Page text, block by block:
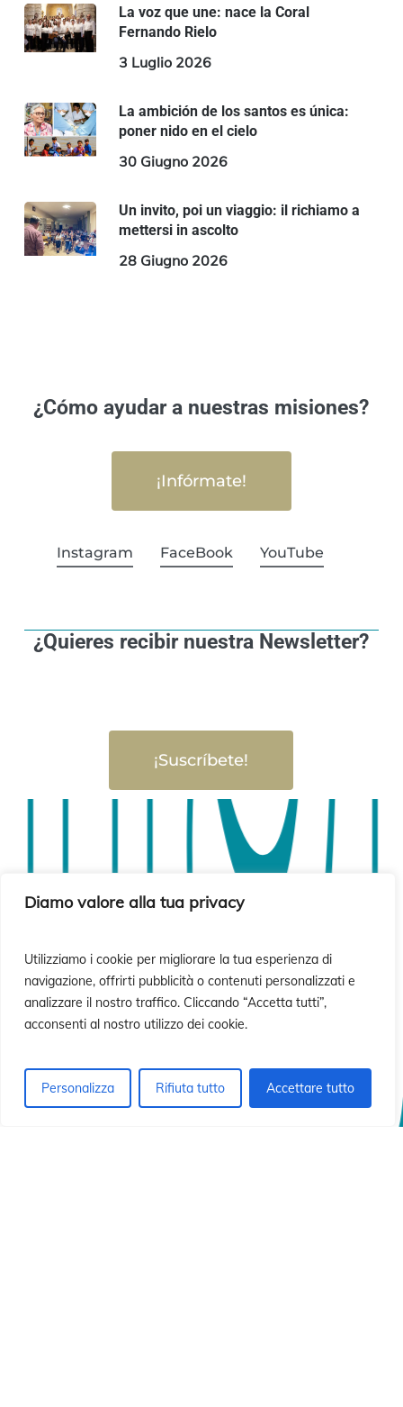
Diamo valore alla tua privacy
Utilizziamo i cookie per migliorare la tua esperienza di
navigazione, offrirti pubblicità o contenuti personalizzati e
analizzare il nostro traffico. Cliccando “Accetta tutti”,
acconsenti al nostro utilizzo dei cookie.
Personalizza Rifiuta tutto Accettare tutto
La voz que une: nace la Coral
Fernando Rielo
3 Luglio 2026
La ambición de los santos es única:
poner nido en el cielo
30 Giugno 2026
Un invito, poi un viaggio: il richiamo a
mettersi in ascolto
28 Giugno 2026
¿Cómo ayudar a nuestras misiones?
¡Infórmate!
Instagram FaceBook YouTube
¿Quieres recibir nuestra Newsletter?
¡Suscríbete!